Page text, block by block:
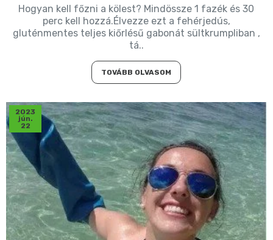
Hogyan kell főzni a kölest? Mindössze 1 fazék és 30
perc kell hozzá.Élvezze ezt a fehérjedús,
gluténmentes teljes kiőrlésű gabonát sültkrumpliban ,
tá..
TOVÁBB OLVASOM
2023
jún.
22